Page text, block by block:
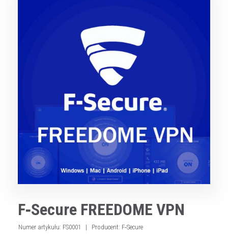
F‑Secure FREEDOME VPN
Numer artykułu: FS0001 | Producent: F‑Secure